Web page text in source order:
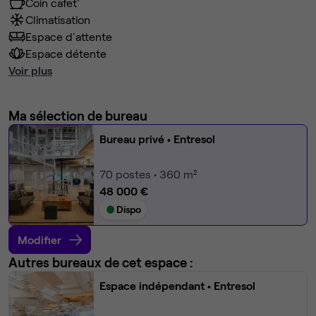
Coin cafet'
Climatisation
Espace d'attente
Espace détente
Voir plus
Ma sélection de bureau
Bureau privé • Entresol
70 postes • 360 m²
48 000 €
Dispo
Modifier
Autres bureaux de cet espace :
Espace indépendant • Entresol